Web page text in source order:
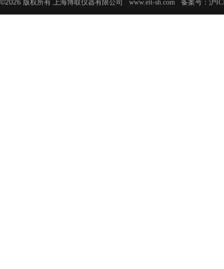
©2026 版权所有 上海博取仪器有限公司 www.eit-sh.com 备案号： 沪